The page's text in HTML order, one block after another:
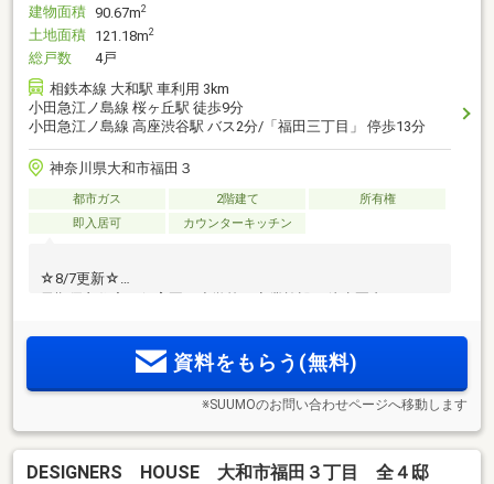
建物面積 90.67m2
土地面積 121.18m2
総戸数
4戸
相鉄本線 大和駅 車利用 3km
小田急江ノ島線 桜ヶ丘駅 徒歩9分
小田急江ノ島線 高座渋谷駅 バス2分/「福田三丁目」 停歩13分
神奈川県大和市福田３
都市ガス 2階建て
所有権
即入居可
カウンターキッチン
☆8/7更新☆
資料をもらう(無料)
※SUUMOのお問い合わせページへ移動します
DESIGNERS HOUSE 大和市福田３丁目 全４邸